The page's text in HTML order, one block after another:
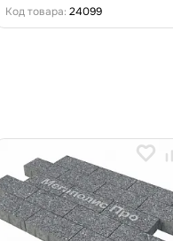
Код товара: 24099